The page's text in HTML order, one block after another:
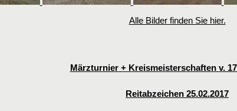
Alle Bilder finden Sie hier.
Märzturnier + Kreismeisterschaften v.
Reitabzeichen 25.02.2017